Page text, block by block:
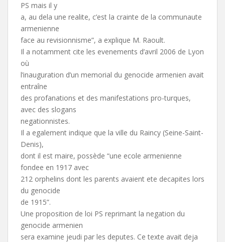
PS mais il y
a, au dela une realite, c’est la crainte de la communaute
armenienne
face au revisionnisme”, a explique M. Raoult.
Il a notamment cite les evenements d’avril 2006 de Lyon
où
l’inauguration d’un memorial du genocide armenien avait
entraîne
des profanations et des manifestations pro-turques,
avec des slogans
negationnistes.
Il a egalement indique que la ville du Raincy (Seine-Saint-
Denis),
dont il est maire, possède “une ecole armenienne
fondee en 1917 avec
212 orphelins dont les parents avaient ete decapites lors
du genocide
de 1915”.
Une proposition de loi PS reprimant la negation du
genocide armenien
sera examine jeudi par les deputes. Ce texte avait deja